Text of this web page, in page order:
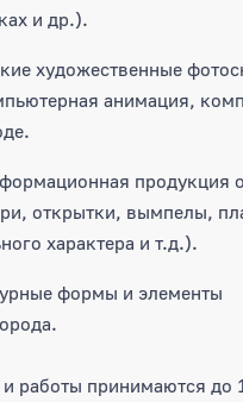
и др.).
художественные
анимация,
продукция
открытки, вымпелы,
характера и т.д.).
формы и элементы
и работы принимаются до